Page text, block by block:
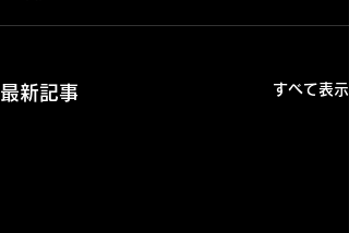
最新記事 すべて表示